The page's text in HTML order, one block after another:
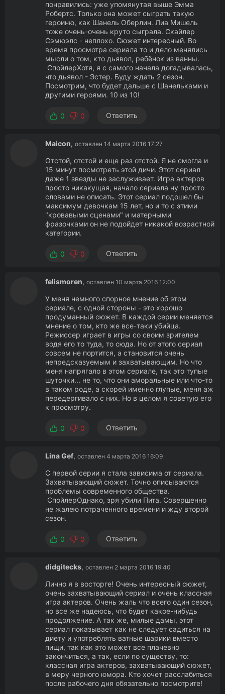
понравились: уже упомянутая выше Эмма
Робертс. Только она может сыграть такую
героиню, как Шанель Оберлин. Лиа Мишель
тоже очень-очень круто сыграла. Скайлер
Сэмюэлс - неплохо. Сюжет интересный. Во
время просмотра сериала то и дело менялись
мысли о том, кто дьявол, ребёнок из ванны.
СпойлерХотя, я с самого начала догадывалась,
что дьявол - Эстер. Буду ждать 2 сезон.
Посмотрим, что будет дальше с Шанельками и
другими героями. 10 из 10!
0 0 Ответить
Maicon, оставлен 14 марта 2016 17:27
Отстой, отстой и еще раз отстой. Я не смогла и
15 минут посмотреть этой дичи. Этот сериал
даже 1 звезды не заслуживает. Игра актеров
просто никакущая, начало сериала ну просто
словами не описать. Этот сериал подошел бы
максимум девочкам 15 лет, но и то с этими
"кровавыми сценами" и матерными
фразочками он не подойдет никакой возрастной
категории.
0 0 Ответить
felismoren, оставлен 10 марта 2016 12:00
У меня немного спорное мнение об этом
сериале, с одной стороны - это хорошо
продуманный сюжет. В каждой серии меняется
мнение о том, кто же все-таки убийца.
Режиссер играет в игры со своим зрителем
водя его то туда, то сюда. Но от этого сериал
совсем не портится, а становится очень
непредсказуемым и захватывающим. Но что
меня напрягало в этом сериале, так это тупые
шуточки... не то, что они аморальные или что-то
в таком роде, а скорей именно глупые, меня аж
передергивало с них. Но в целом я советую его
к просмотру.
0 0 Ответить
Lina Gef, оставлен 4 марта 2016 16:09
С первой серии я стала зависима от сериала.
Захватывающий сюжет. Точно описываются
проблемы современного общества.
СпойлерОднако, зря убили Пита. Совершенно
не жалею потраченного времени и жду второй
сезон.
0 0 Ответить
didgitecks, оставлен 2 марта 2016 19:40
Лично я в восторге! Очень интересный сюжет,
очень захватывающий сериал и очень классная
игра актеров. Очень жаль что всего один сезон,
но все же надеюсь, что будет какое-нибудь
продолжение. А так же, милые дамы, этот
сериал показывает как не следует садиться на
диету и употреблять ватные шарики вместо
пищи, так как это может все плачевно
закончиться, а так, если по существу, то:
классная игра актеров, захватывающий сюжет,
в меру черного юмора. Кто хочет расслабиться
после рабочего дня обязательно посмотрите!